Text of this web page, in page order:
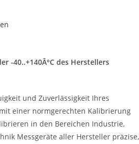
-40..+140Â°C des Herstellers
und Zuverlässigkeit Ihres
einer normgerechten Kalibrierung
in den Bereichen Industrie,
Messgeräte aller Hersteller präzise,